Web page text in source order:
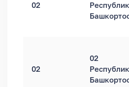
02
02
02